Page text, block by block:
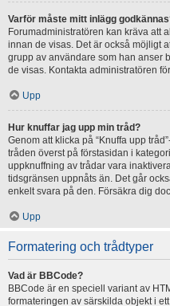
Varför måste mitt inlägg
Forumadministratören kan kräva att
innan de visas. Det är också möjligt
grupp av användare som han anser
de visas. Kontakta administratören
Upp
Hur knuffar jag upp min tråd?
Genom att klicka på “Knuffa upp
tråden överst på förstasidan i
uppknuffning av trådar vara
tidsgränsen uppnåts än. Det går
enkelt svara på den. Försäkra dig
Upp
Formatering och trådtyper
Vad är BBCode?
BBCode är en speciell variant av
formateringen av särskilda objekt i